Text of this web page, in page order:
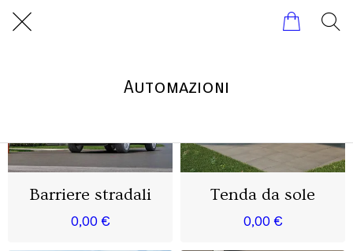
Automazioni
Barriere stradali
0,00 €
Tenda da sole
0,00 €